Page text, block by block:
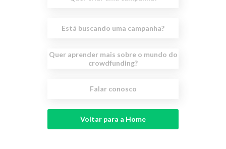
Está buscando uma campanha?
Quer aprender mais sobre o mundo do
crowdfunding?
Falar conosco
Voltar para a Home